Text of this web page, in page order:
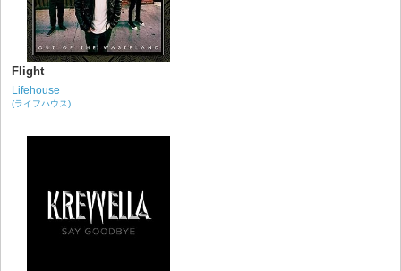
Flight
Lifehouse
(ライフハウス)